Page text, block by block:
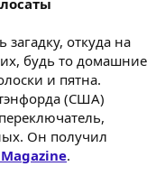
откуда на
будь то домашние
и пятна.
(США)
Он получил
.